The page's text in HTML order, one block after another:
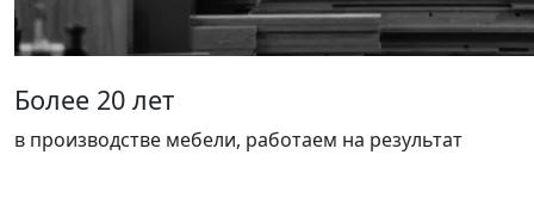
Более 20 лет
в производстве мебели, работаем на результат